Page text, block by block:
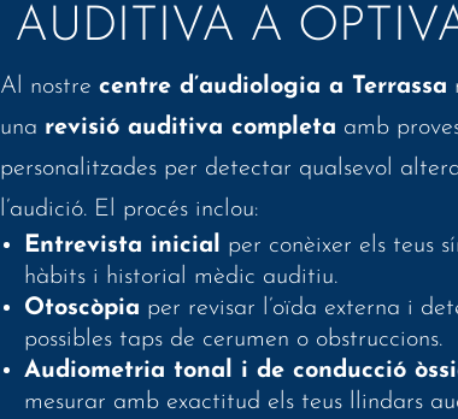
AUDITIVA A
Al nostre centre d’audiologia a Terrassa
una revisió auditiva completa amb
personalitzades per detectar qualsevol
l’audició. El procés inclou:
Entrevista inicial
per conèixer els teus
hàbits i historial mèdic auditiu.
Otoscòpia per revisar l’oïda externa i
possibles taps de cerumen o obstruccions.
Audiometria tonal i de conducció
mesurar amb exactitud els teus llindars